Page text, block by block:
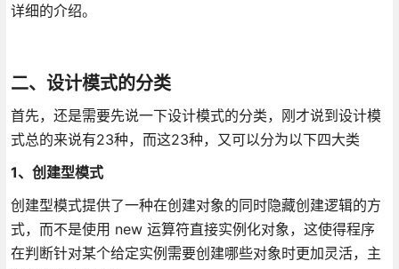
详细的介绍。
二、设计模式的分类
首先，还是需要先说一下设计模式的分类，刚才说到设计模
式总的来说有23种，而这23种，又可以分为以下四大类
1、创建型模式
创建型模式提供了一种在创建对象的同时隐藏创建逻辑的方
式，而不是使用 new 运算符直接实例化对象，这使得程序
在判断针对某个给定实例需要创建哪些对象时更加灵活，主